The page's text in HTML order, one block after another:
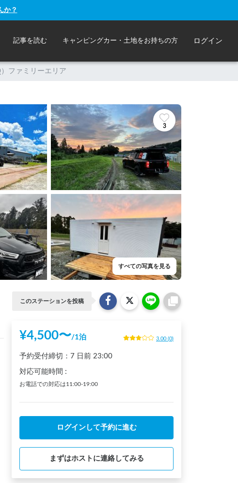
か？
記事を読む キャンピングカー・土地をお持ちの方 ログイン
ファミリーエリア
3
すべての写真を見る
このステーションを投稿
¥4,500〜/1泊 3.00 (0)
予約受付締切： 7 日前 23:00
対応可能時間 :
お電話での対応は11:00-19:00
ログインして予約に進む
まずはホストに連絡してみる